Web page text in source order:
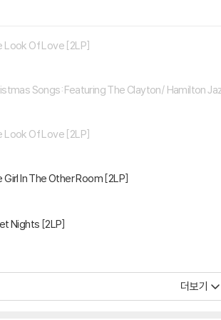
Look Of Love [2LP]
Songs: Featuring The Clayton/ Hamilton
Look Of Love [2LP]
Girl In The Other Room [2LP]
Nights [2LP]
더보기